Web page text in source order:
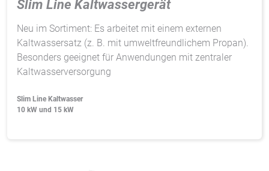
Slim Line Kaltwassergerät
Neu im Sortiment: Es arbeitet mit einem externen
Kaltwassersatz (z. B. mit umweltfreundlichem Propan).
Besonders geeignet für Anwendungen mit zentraler
Kaltwasserversorgung
Slim Line Kaltwasser
10 kW und 15 kW